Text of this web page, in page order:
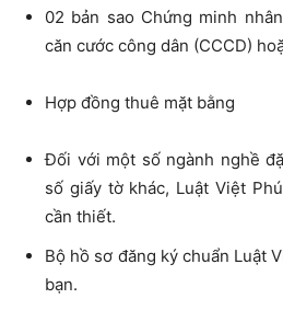
02 bản sao Chứng minh
căn cước công dân (CCCD)
Hợp đồng thuê mặt bằng
Đối với một số ngành nghề
số giấy tờ khác, Luật Việt
cần thiết.
Bộ hồ sơ đăng ký chuẩn Luật
bạn.